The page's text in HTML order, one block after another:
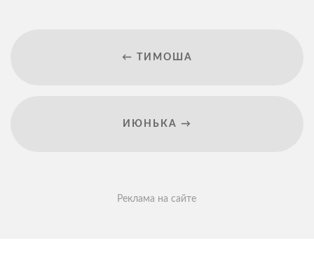
← ТИМОША
ИЮНЬКА →
Реклама на сайте